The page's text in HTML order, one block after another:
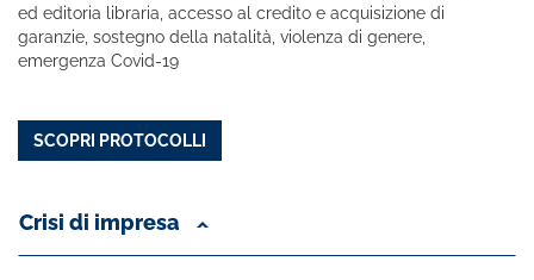
ed editoria libraria, accesso al credito e acquisizione di
garanzie, sostegno della natalità, violenza di genere,
emergenza Covid-19
SCOPRI PROTOCOLLI
Crisi di impresa